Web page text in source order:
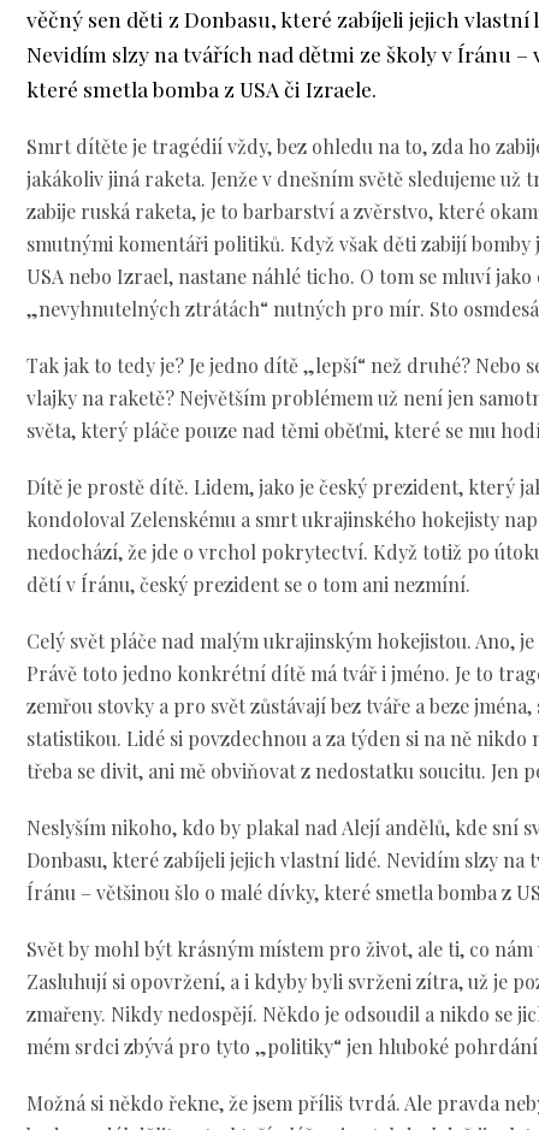
věčný sen děti z Donbasu, které zabíjeli jejich vlastní
Nevidím slzy na tvářích nad dětmi ze školy v Íránu –
které smetla bomba z USA či Izraele.
Smrt dítěte je tragédií vždy, bez ohledu na to, zda ho
jakákoliv jiná raketa. Jenže v dnešním světě sledujeme už
zabije ruská raketa, je to barbarství a zvěrstvo, které
smutnými komentáři politiků. Když však děti zabijí bomby
USA nebo Izrael, nastane náhlé ticho. O tom se mluví
„nevyhnutelných ztrátách“ nutných pro mír. Sto
Tak jak to tedy je? Je jedno dítě „lepší“ než druhé? Nebo
vlajky na raketě? Největším problémem už není jen
světa, který pláče pouze nad těmi oběťmi, které se mu
Dítě je prostě dítě. Lidem, jako je český prezident, který
kondoloval Zelenskému a smrt ukrajinského hokejisty
nedochází, že jde o vrchol pokrytectví. Když totiž po
dětí v Íránu, český prezident se o tom ani nezmíní.
Celý svět pláče nad malým ukrajinským hokejistou. Ano,
Právě toto jedno konkrétní dítě má tvář i jméno. Je to
zemřou stovky a pro svět zůstávají bez tváře a beze
statistikou. Lidé si povzdechnou a za týden si na ně nikdo
třeba se divit, ani mě obviňovat z nedostatku soucitu. Jen
Neslyším nikoho, kdo by plakal nad Alejí andělů, kde sní
Donbasu, které zabíjeli jejich vlastní lidé. Nevidím slzy na
Íránu – většinou šlo o malé dívky, které smetla bomba z
Svět by mohl být krásným místem pro život, ale ti, co
Zasluhují si opovržení, a i kdyby byli svrženi zítra, už je
zmařeny. Nikdy nedospějí. Někdo je odsoudil a nikdo se
mém srdci zbývá pro tyto „politiky“ jen hluboké
Možná si někdo řekne, že jsem příliš tvrdá. Ale pravda